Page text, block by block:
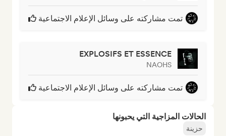
تمت مشاركته على وسائل الإعلام الاجتماعية
EXPLOSIFS ET ESSENCE
NAOHS
تمت مشاركته على وسائل الإعلام الاجتماعية
الحالات المزاجية التي يحبونها
حزينة